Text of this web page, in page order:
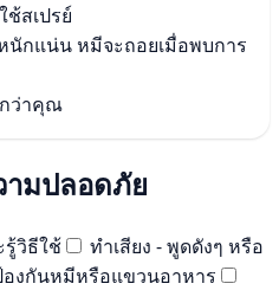
สเปรย์
กแน่น หมีจะถอยเมื่อพบการ
ว่าคุณ
ามปลอดภัย
รู้วิธีใช้
ทำเสียง - พูดดังๆ หรือ
องกันหมีหรือแขวนอาหาร